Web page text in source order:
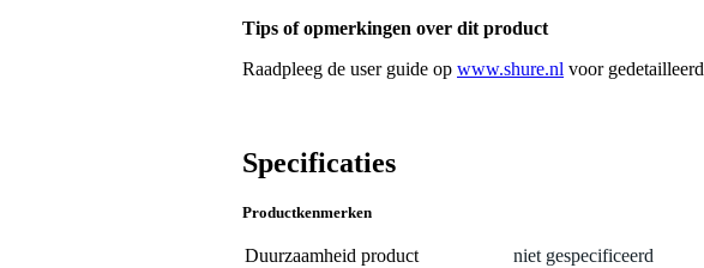
Tips of opmerkingen over dit product
Raadpleeg de user guide op www.shure.nl voor
Specificaties
Productkenmerken
Duurzaamheid product niet gespecificeerd